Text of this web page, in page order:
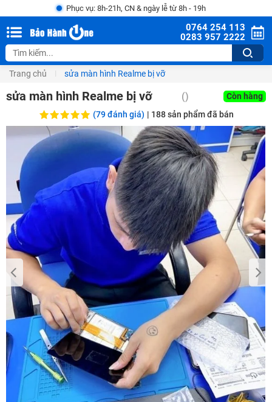
Phục vụ: 8h-21h, CN & ngày lễ từ 8h - 19h
0764 254 113
0283 957 2222
Trang chủ sửa màn hình Realme bị vỡ
sửa màn hình Realme bị vỡ ()
Còn hàng
(79 đánh giá) | 188sản phẩm đã bán